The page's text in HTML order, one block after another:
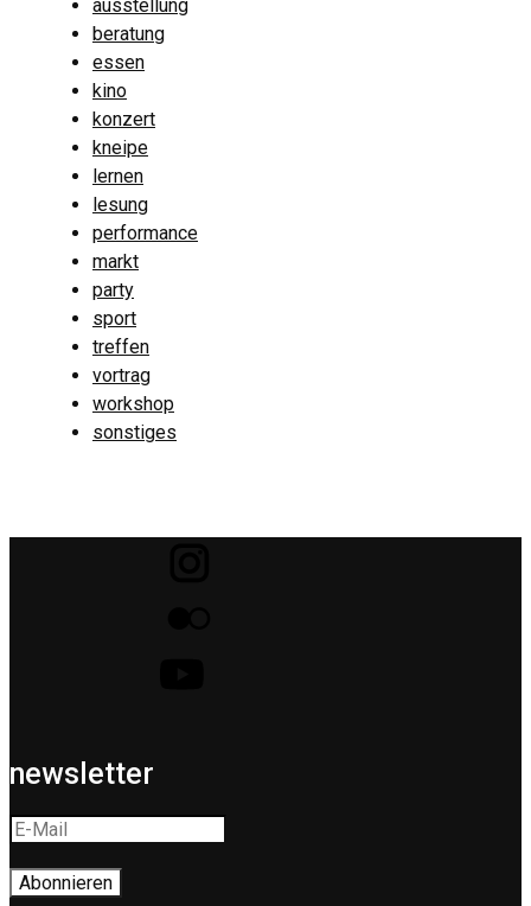
ausstellung
beratung
essen
kino
konzert
kneipe
lernen
lesung
performance
markt
party
sport
treffen
vortrag
workshop
sonstiges
newsletter